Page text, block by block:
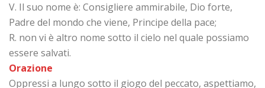
V. Il suo nome è: Consigliere ammirabile, Dio forte,
Padre del mondo che viene, Principe della pace;
R. non vi è altro nome sotto il cielo nel quale possiamo
essere salvati.
Orazione
Oppressi a lungo sotto il giogo del peccato, aspettiamo,